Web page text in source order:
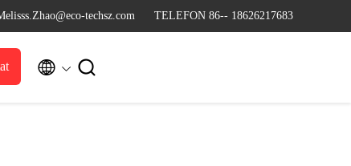
techsz.com TELEFON 86-- 18626217683
 